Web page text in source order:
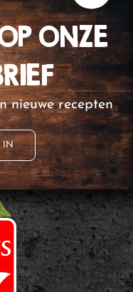
ONZE
nieuwe recepten
IN